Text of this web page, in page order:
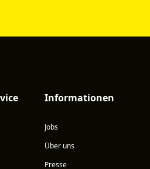
Informationen
Jobs
Über uns
Presse